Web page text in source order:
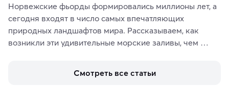
Норвежские фьорды формировались миллионы лет, а
сегодня входят в число самых впечатляющих
природных ландшафтов мира. Рассказываем, как
возникли эти удивительные морские заливы, чем
включить в маршрут по Норвегии.
Смотреть все статьи